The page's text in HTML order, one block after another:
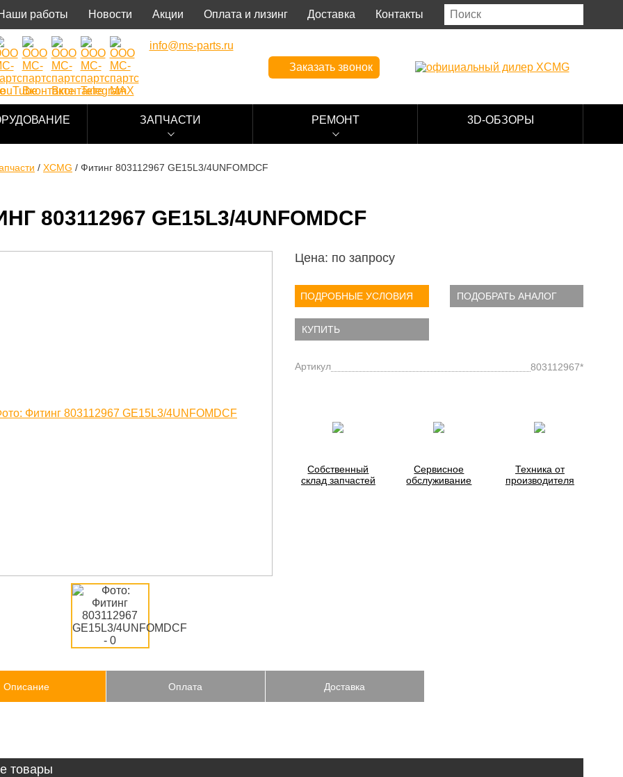
работы Новости Акции Оплата и лизинг Доставка Контакты
info@ms-parts.ru
Заказать звонок
ЗАПЧАСТИ РЕМОНТ 3D-ОБЗОРЫ
/ XCMG / Фитинг 803112967 GE15L3/4UNFOMDCF
803112967 GE15L3/4UNFOMDCF
Цена: по запросу
ПОДРОБНЫЕ УСЛОВИЯ ПОДОБРАТЬ АНАЛОГ
КУПИТЬ
Артикул 803112967*
Собственный
склад запчастей
Сервисное
обслуживание
Техника от
производителя
Описание Оплата Доставка
товары